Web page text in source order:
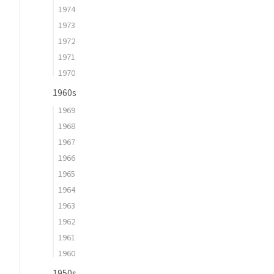
1974
1973
1972
1971
1970
1960s
1969
1968
1967
1966
1965
1964
1963
1962
1961
1960